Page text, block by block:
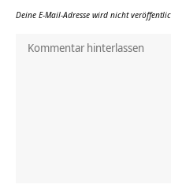
Deine E-Mail-Adresse wird nicht